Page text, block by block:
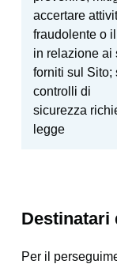
accertare
fraudolente o
in relazione ai
forniti sul Sito;
controlli di
sicurezza
legge
Destinatari
Per il